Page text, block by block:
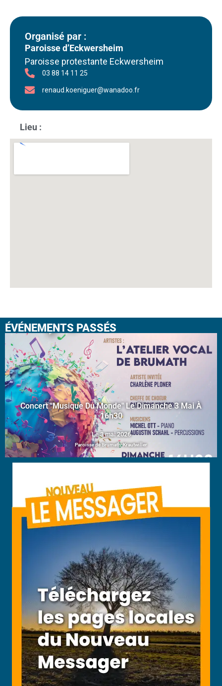
Organisé par :
Paroisse d’Eckwersheim
Paroisse protestante Eckwersheim
03 88 14 11 25
renaud.koeniguer@wanadoo.fr
Lieu :
ÉVÉNEMENTS PASSÉS
Concert "Musique Du Monde" Le Dimanche 3 Mai À
16h30
Le 3 mai 2026
Paroisse de Brumath-Krautwiller